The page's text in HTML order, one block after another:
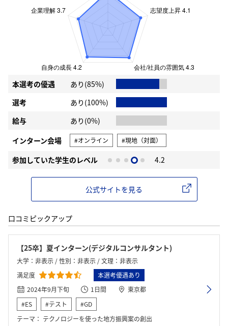
本選考の優遇
あり(85%)
選考
あり(100%)
給与
あり(0%)
インターン会場
#オンライン #現地（対面）
参加していた学生のレベル 4.2
公式サイトを見る
口コミピックアップ
【25卒】夏インターン(デジタルコンサルタント)
大学：非表示 / 性別：非表示 / 文理：非表示
満足度
本選考優遇あり
2024年9月下旬
1日間
東京都
#ES
#テスト
#GD
テーマ： テクノロジーを使った地方振興案の創出